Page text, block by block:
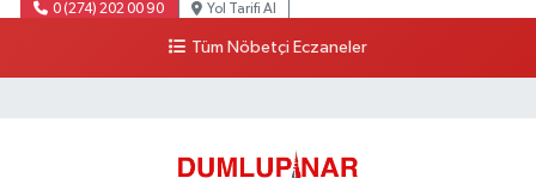
0 (274) 202 00 90 Yol Tarifi Al
Tüm Nöbetçi Eczaneler